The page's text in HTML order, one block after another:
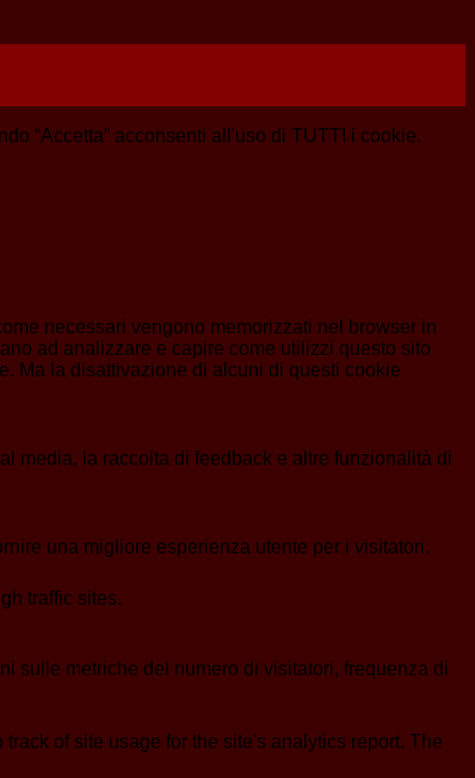
“Accetta” acconsenti all'uso di TUTTI i cookie.
necessari vengono memorizzati nel browser in
ad analizzare e capire come utilizzi questo sito
Ma la disattivazione di alcuni di questi cookie
media, la raccolta di feedback e altre funzionalità di
una migliore esperienza utente per i visitatori.
traffic sites.
sulle metriche del numero di visitatori, frequenza di
of site usage for the site's analytics report. The